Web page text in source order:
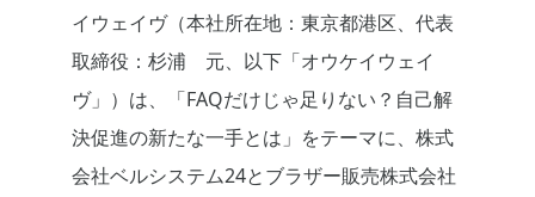
イウェイヴ（本社所在地：東京都港区、代表
取締役：杉浦 元、以下「オウケイウェイ
ヴ」）は、「FAQだけじゃ足りない？自己解
決促進の新たな一手とは」をテーマに、株式
会社ベルシステム24とブラザー販売株式会社